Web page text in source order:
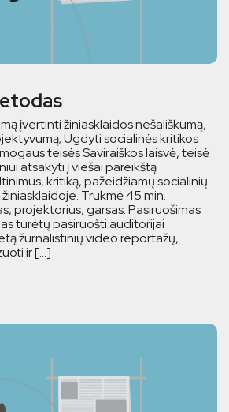
įvertinti žiniasklaidos nešališkumą,
Ugdyti socialinės kritikos
teisės Saviraiškos laisvė, teisė
atsakyti į viešai pareikštą
kritiką, pažeidžiamų socialinių
Trukmė 45 min.
projektorius, garsas. Pasiruošimas
turėtų pasiruošti auditorijai
žurnalistinių video reportažų,
ir […]